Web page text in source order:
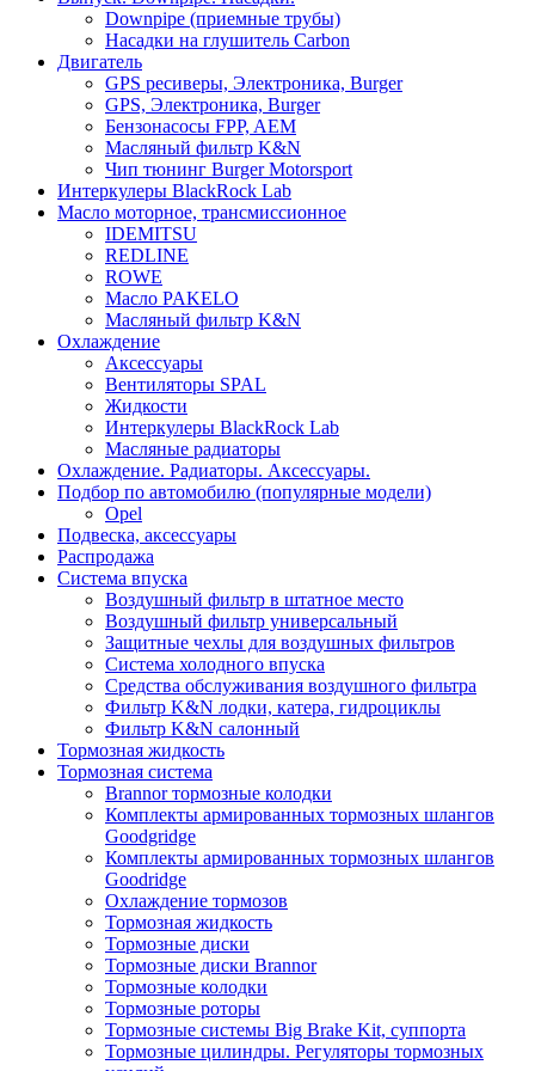
Downpipe (приемные трубы)
Насадки на глушитель Carbon
Двигатель
GPS ресиверы, Электроника, Burger
GPS, Электроника, Burger
Бензонасосы FPP, AEM
Масляный фильтр K&N
Чип тюнинг Burger Motorsport
Интеркулеры BlackRock Lab
Масло моторное, трансмиссионное
IDEMITSU
REDLINE
ROWE
Масло PAKELO
Масляный фильтр K&N
Охлаждение
Аксессуары
Вентиляторы SPAL
Жидкости
Интеркулеры BlackRock Lab
Масляные радиаторы
Охлаждение. Радиаторы. Аксессуары.
Подбор по автомобилю (популярные модели)
Opel
Подвеска, аксессуары
Распродажа
Система впуска
Воздушный фильтр в штатное место
Воздушный фильтр универсальный
Защитные чехлы для воздушных фильтров
Система холодного впуска
Средства обслуживания воздушного фильтра
Фильтр K&N лодки, катера, гидроциклы
Фильтр K&N салонный
Тормозная жидкость
Тормозная система
Brannor тормозные колодки
Комплекты армированных тормозных шлангов
Goodgridge
Комплекты армированных тормозных шлангов
Goodridge
Охлаждение тормозов
Тормозная жидкость
Тормозные диски
Тормозные диски Brannor
Тормозные колодки
Тормозные роторы
Тормозные системы Big Brake Kit, суппорта
Тормозные цилиндры. Регуляторы тормозных